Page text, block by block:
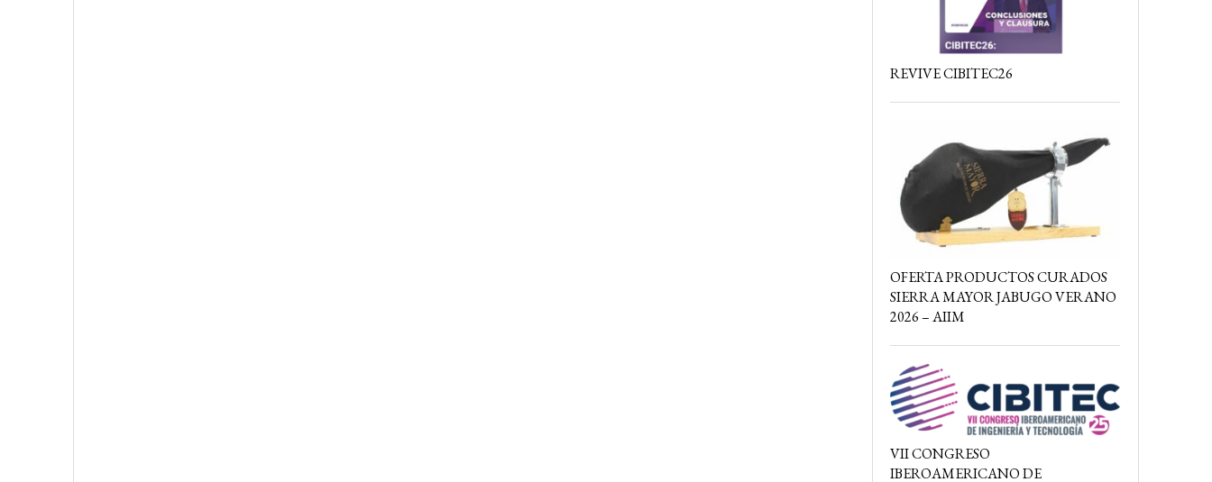
REVIVE CIBITEC26
OFERTA PRODUCTOS CURADOS
SIERRA MAYOR JABUGO VERANO
2026 – AIIM
VII CONGRESO
IBEROAMERICANO DE